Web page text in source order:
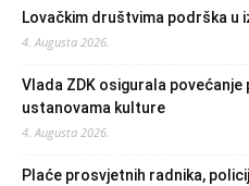
Lovačkim društvima podrška u
4. Augusta 2026.
Vlada ZDK osigurala povećanje
ustanovama kulture
4. Augusta 2026.
Plaće prosvjetnih radnika,